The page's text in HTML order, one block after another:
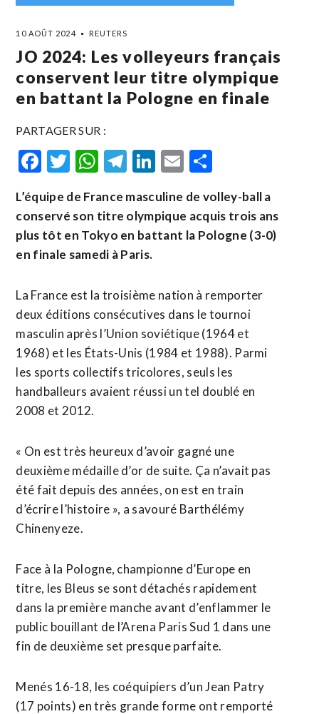
10 AOÛT 2024 REUTERS
JO 2024: Les volleyeurs français
conservent leur titre olympique
en battant la Pologne en finale
PARTAGER SUR :
Facebook
Twitter
WhatsApp
Telegram
LinkedIn
Email
L’équipe de France masculine de volley-ball a
conservé son titre olympique acquis trois ans
plus tôt en Tokyo en battant la Pologne (3-0)
en finale samedi à Paris.
La France est la troisième nation à remporter
deux éditions consécutives dans le tournoi
masculin après l’Union soviétique (1964 et
1968) et les États-Unis (1984 et 1988). Parmi
les sports collectifs tricolores, seuls les
handballeurs avaient réussi un tel doublé en
2008 et 2012.
« On est très heureux d’avoir gagné une
deuxième médaille d’or de suite. Ça n’avait pas
été fait depuis des années, on est en train
d’écrire l’histoire », a savouré Barthélémy
Chinenyeze.
Face à la Pologne, championne d’Europe en
titre, les Bleus se sont détachés rapidement
dans la première manche avant d’enflammer le
public bouillant de l’Arena Paris Sud 1 dans une
fin de deuxième set presque parfaite.
Menés 16-18, les coéquipiers d’un Jean Patry
(17 points) en très grande forme ont remporté